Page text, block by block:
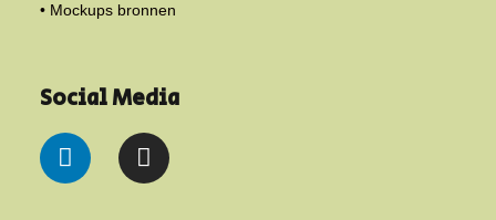
• Mockups bronnen
Social Media